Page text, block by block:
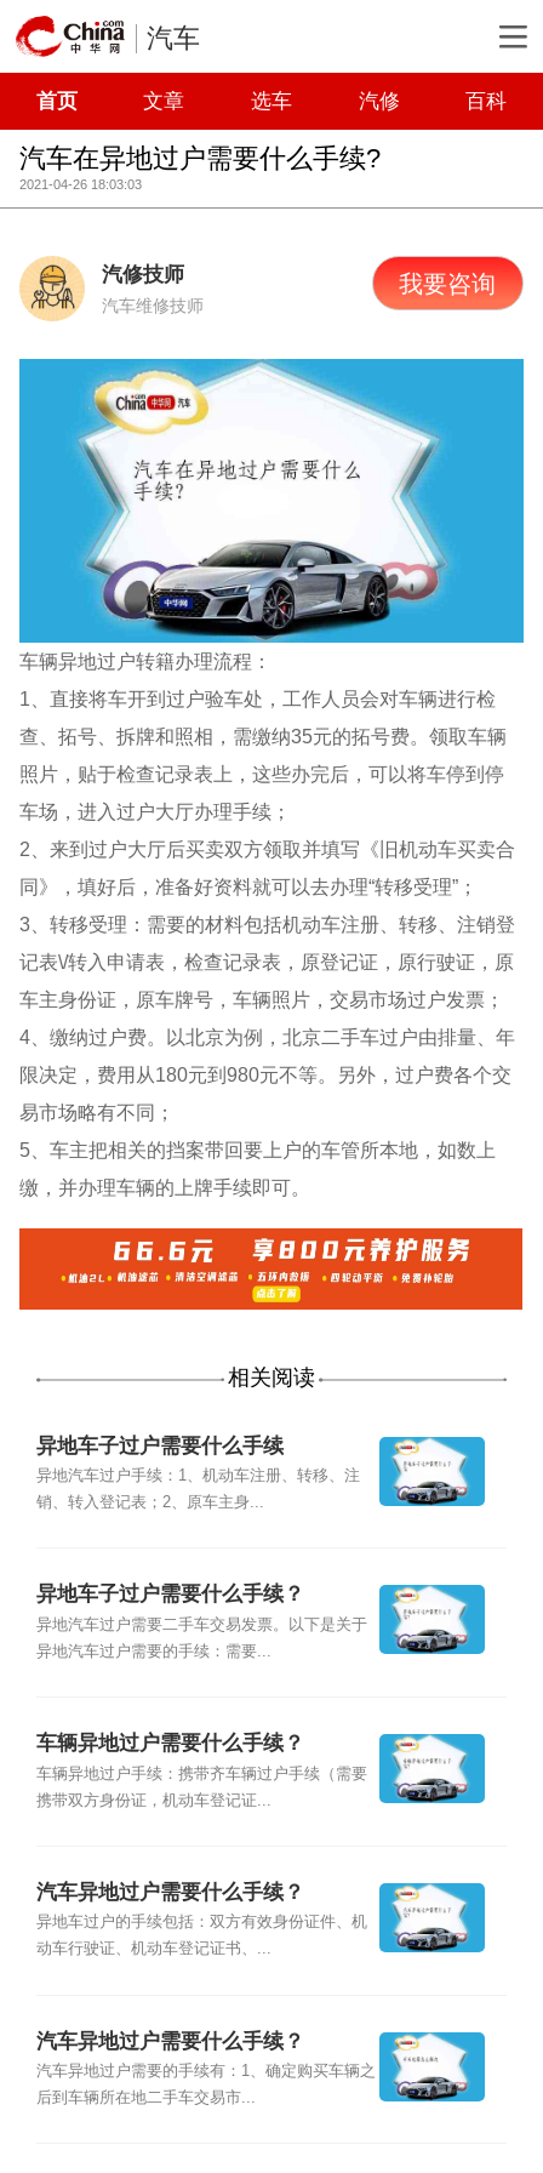
汽车
首页 文章 选车 汽修 百科
汽车在异地过户需要什么手续?
2021-04-26 18:03:03
汽修技师
汽车维修技师
我要咨询
车辆异地过户转籍办理流程：
1、直接将车开到过户验车处，工作人员会对车辆进行检
查、拓号、拆牌和照相，需缴纳35元的拓号费。领取车辆
照片，贴于检查记录表上，这些办完后，可以将车停到停
车场，进入过户大厅办理手续；
2、来到过户大厅后买卖双方领取并填写《旧机动车买卖合
同》，填好后，准备好资料就可以去办理“转移受理”；
3、转移受理：需要的材料包括机动车注册、转移、注销登
记表\/转入申请表，检查记录表，原登记证，原行驶证，原
车主身份证，原车牌号，车辆照片，交易市场过户发票；
4、缴纳过户费。以北京为例，北京二手车过户由排量、年
限决定，费用从180元到980元不等。另外，过户费各个交
易市场略有不同；
5、车主把相关的挡案带回要上户的车管所本地，如数上
缴，并办理车辆的上牌手续即可。
相关阅读
异地车子过户需要什么手续
异地汽车过户手续：1、机动车注册、转移、注
销、转入登记表；2、原车主身...
异地车子过户需要什么手续？
异地汽车过户需要二手车交易发票。以下是关于
异地汽车过户需要的手续：需要...
车辆异地过户需要什么手续？
车辆异地过户手续：携带齐车辆过户手续（需要
携带双方身份证，机动车登记证...
汽车异地过户需要什么手续？
异地车过户的手续包括：双方有效身份证件、机
动车行驶证、机动车登记证书、...
汽车异地过户需要什么手续？
汽车异地过户需要的手续有：1、确定购买车辆之
后到车辆所在地二手车交易市...